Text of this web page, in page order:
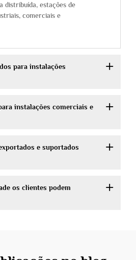
distribuída, estações de
comerciais e
para instalações
instalações comerciais e
e suportados
os clientes podem